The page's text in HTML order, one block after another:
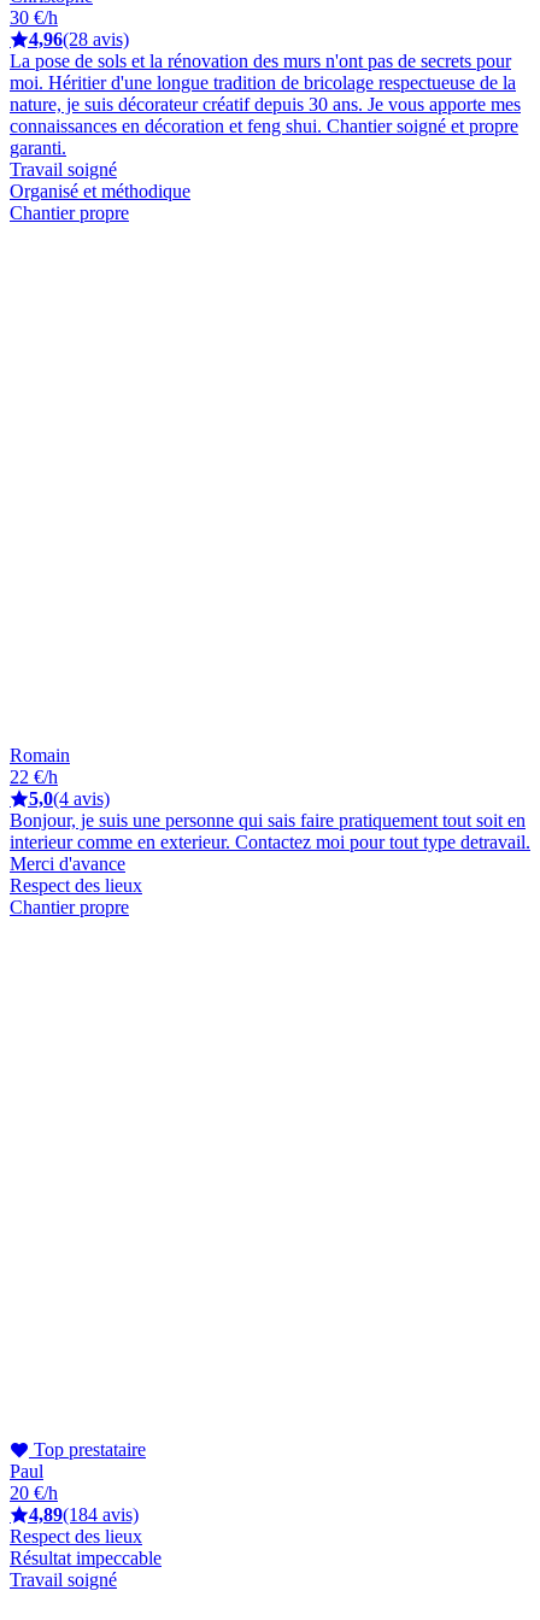
30 €/h
4,96(28 avis)
La pose de sols et la rénovation des murs n'ont pas de secrets pour
moi. Héritier d'une longue tradition de bricolage respectueuse de la
nature, je suis décorateur créatif depuis 30 ans. Je vous apporte mes
connaissances en décoration et feng shui. Chantier soigné et propre
garanti.
Travail soigné
Organisé et méthodique
Chantier propre
Romain
22 €/h
5,0(4 avis)
Bonjour, je suis une personne qui sais faire pratiquement tout soit en
interieur comme en exterieur. Contactez moi pour tout type detravail.
Merci d'avance
Respect des lieux
Chantier propre
Top prestataire
Paul
20 €/h
4,89(184 avis)
Respect des lieux
Résultat impeccable
Travail soigné